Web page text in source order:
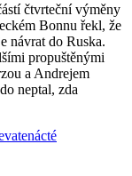
čtvrteční výměny
Bonnu řekl, že
návrat do Ruska.
propuštěnými
a Andrejem
neptal, zda